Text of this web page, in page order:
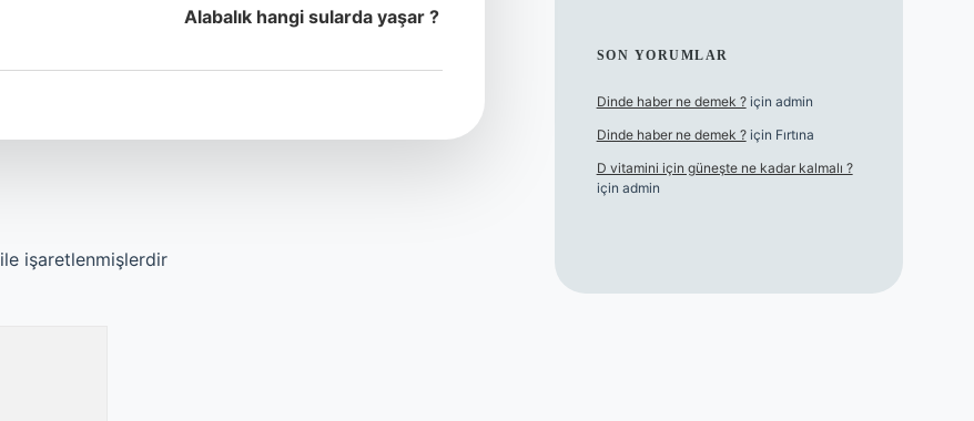
Alabalık hangi sularda yaşar ?
ile işaretlenmişlerdir
SON YORUMLAR
Dinde haber ne demek ?için admin
Dinde haber ne demek ?için Fırtına
D vitamini için güneşte ne kadar kalmalı ?
için admin